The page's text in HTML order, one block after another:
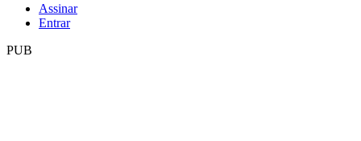
Assinar
Entrar
PUB